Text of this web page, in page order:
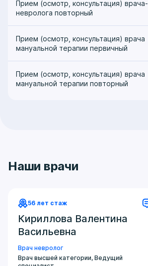
Прием (осмотр, консультация) врача-
невролога повторный
Прием (осмотр, консультация) врача
мануальной терапии первичный
Прием (осмотр, консультация) врача
мануальной терапии повторный
Наши врачи
56 лет стаж
Кириллова Валентина
Васильевна
Врач невролог
Врач высшей категории, Ведущий